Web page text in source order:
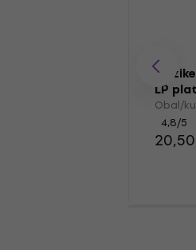
LP
Obal/
4,8/5